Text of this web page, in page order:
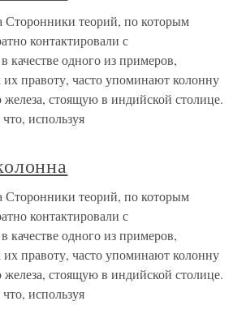
Сторонники теорий, по которым
контактировали с
качестве одного из примеров,
правоту, часто упоминают колонну
железа, стоящую в индийской столице.
используя
Сторонники теорий, по которым
контактировали с
качестве одного из примеров,
правоту, часто упоминают колонну
железа, стоящую в индийской столице.
используя